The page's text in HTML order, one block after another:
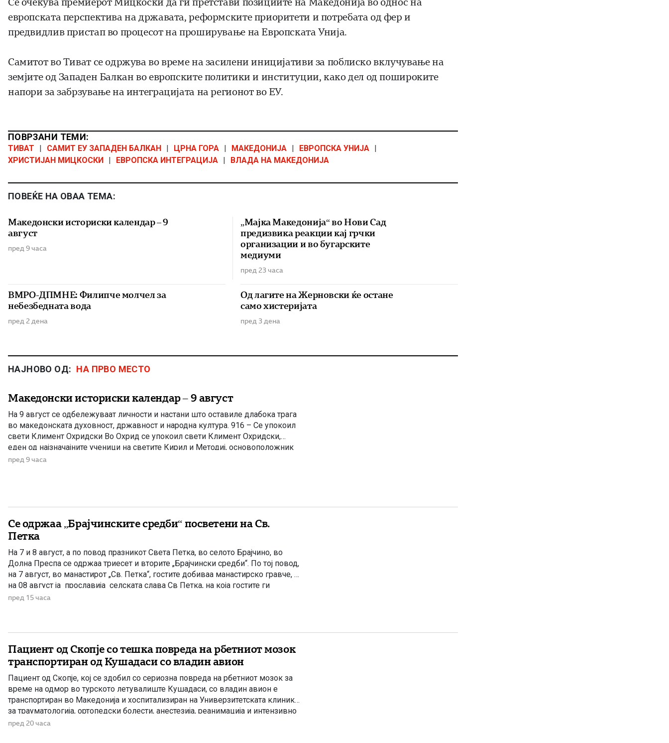
Се очекува премиерот Мицкоски да ги претстави позициите на Македонија во однос на
европската перспектива на државата, реформските приоритети и потребата од фер и
предвидлив пристап во процесот на проширување на Европската Унија.
Самитот во Тиват се одржува во време на засилени иницијативи за поблиско вклучување на
земјите од Западен Балкан во европските политики и институции, како дел од пошироките
напори за забрзување на интеграцијата на регионот во ЕУ.
ПОВРЗАНИ ТЕМИ:
ТИВАТ САМИТ ЕУ ЗАПАДЕН БАЛКАН ЦРНА ГОРА МАКЕДОНИЈА ЕВРОПСКА УНИЈА
ХРИСТИЈАН МИЦКОСКИ
ЕВРОПСКА ИНТЕГРАЦИЈА ВЛАДА НА МАКЕДОНИЈА
ПОВЕЌЕ НА ОВАА ТЕМА:
Македонски историски календар – 9
август
пред 9 часа
„Мајка Македонија“ во Нови Сад
предизвика реакции кај грчки
организации и во бугарските
медиуми
пред 23 часа
ВМРО-ДПМНЕ: Филипче молчел за
небезбедната вода
пред 2 дена
Од лагите на Жерновски ќе остане
само хистеријата
пред 3 дена
НАЈНОВО ОД: НА ПРВО МЕСТО
Македонски историски календар – 9 август
На 9 август се одбележуваат личности и настани што оставиле длабока трага
во македонската духовност, државност и народна култура. 916 – Се упокоил
свети Климент Охридски Во Охрид се упокоил свети Климент Охридски,
еден од најзначајните ученици на светите Кирил и Методиј, основоположник
на Охридската книжевна школа и патрон на Македонската православна
пред 9 часа
Се одржаа „Брајчинските средби“ посветени на Св.
Петка
На 7 и 8 август, а по повод празникот Света Петка, во селото Брајчино, во
Долна Преспа се одржаа триесет и вторите „Брајчински средби“. По тој повод,
на 7 август, во манастирот „Св. Петка“, гостите добиваа манастирско гравче, а
на 08 август ја прославија селската слава Св Петка, на која гостите ги
забавуваше групата „Фонтара“ […]
пред 15 часа
Пациент од Скопје со тешка повреда на рбетниот мозок
транспортиран од Кушадаси со владин авион
Пациент од Скопје, кој се здобил со сериозна повреда на рбетниот мозок за
време на одмор во турското летувалиште Кушадаси, со владин авион е
транспортиран во Македонија и хоспитализиран на Универзитетската клиника
за трауматологија, ортопедски болести, анестезија, реанимација и интензивно
лекување (ТОАРИЛУЦ). Информацијата ја соопшти директорот на Клиниката,
пред 20 часа